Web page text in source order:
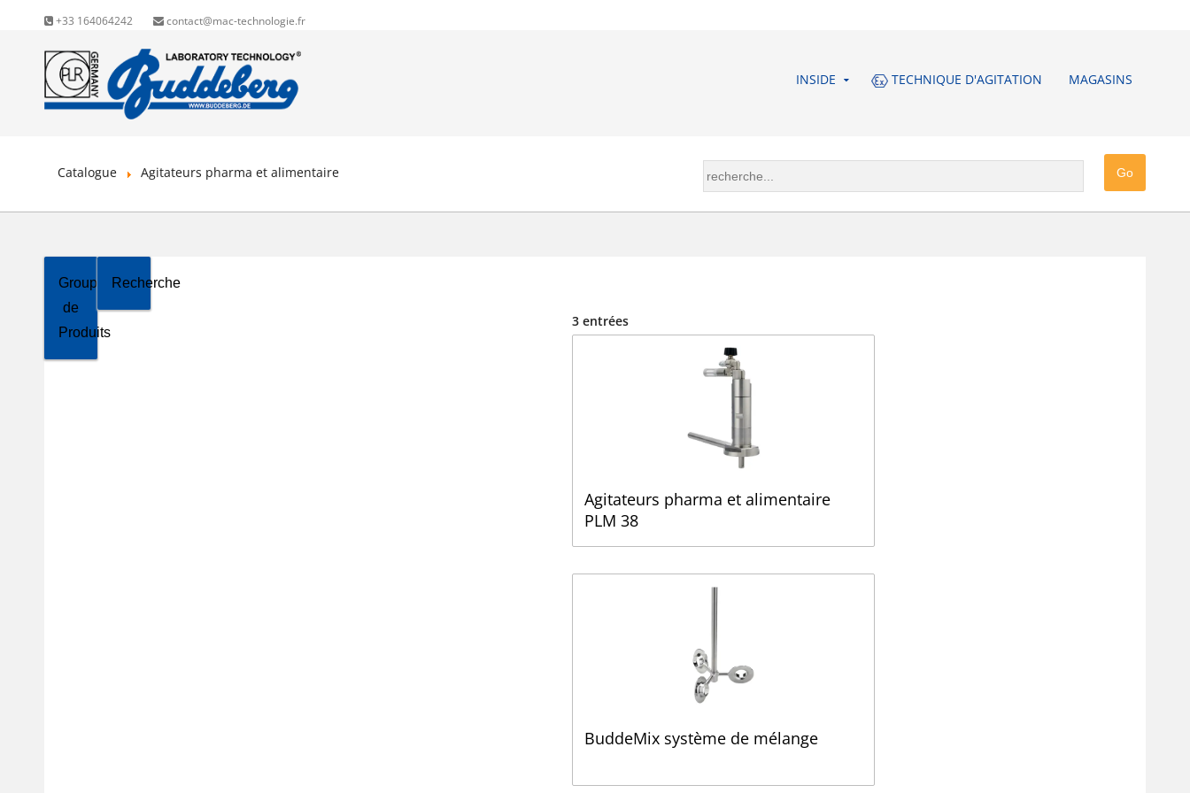
+33 164064242 contact@mac-technologie.fr
INSIDE TECHNIQUE D'AGITATION MAGASINS
Catalogue Agitateurs pharma et alimentaire
Groupes
de
Produits
Recherche
3 entrées
Agitateurs pharma et alimentaire
PLM 38
BuddeMix système de mélange